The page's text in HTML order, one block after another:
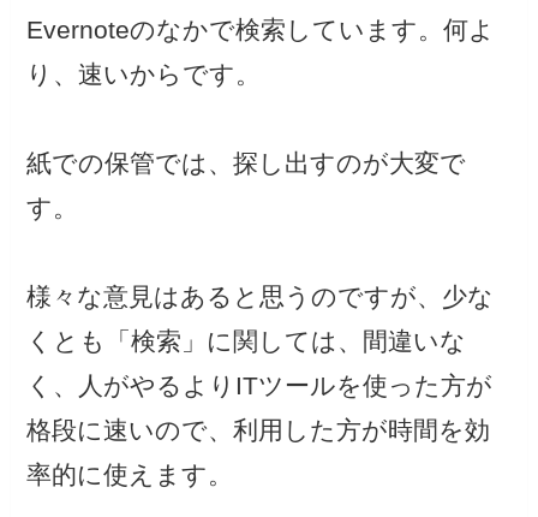
Evernoteのなかで検索しています。何よ
り、速いからです。
紙での保管では、探し出すのが大変で
す。
様々な意見はあると思うのですが、少な
くとも「検索」に関しては、間違いな
く、人がやるよりITツールを使った方が
格段に速いので、利用した方が時間を効
率的に使えます。